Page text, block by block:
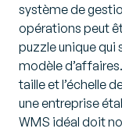
système de
opérations peut
puzzle unique qui
modèle
taille et l’échelle
une entreprise
WMS idéal doit